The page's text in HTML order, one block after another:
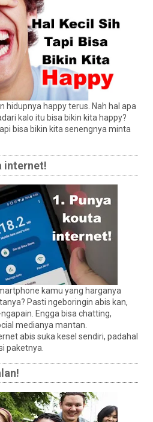
hidupnya happy terus. Nah hal apa
kalo itu bisa bikin kita happy?
bisa bikin kita senengnya minta
internet!
kamu yang harganya
Pasti ngeboringin abis kan,
Engga bisa chatting,
medianya mantan.
abis suka kesel sendiri, padahal
paketnya.